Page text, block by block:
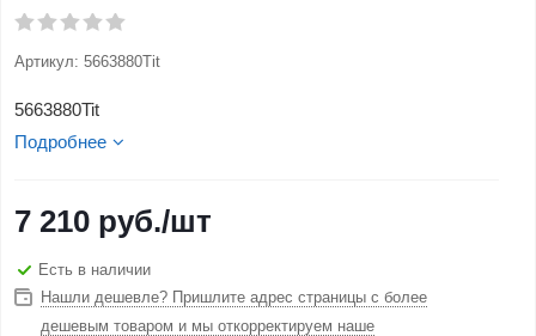
Артикул: 5663880Tit
5663880Tit
Подробнее
7 210 руб./шт
Есть в наличии
Нашли дешевле? Пришлите адрес страницы с более
дешевым товаром и мы откорректируем наше